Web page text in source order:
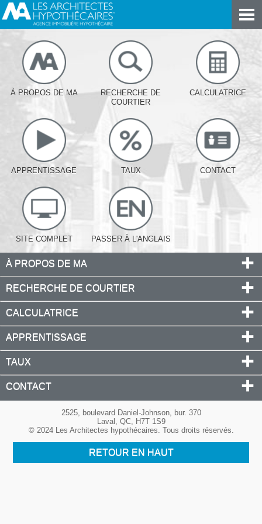
À PROPOS DE MA
RECHERCHE DE
COURTIER
CALCULATRICE
APPRENTISSAGE TAUX CONTACT
SITE COMPLET PASSER À L'ANGLAIS
À PROPOS DE MA
RECHERCHE DE COURTIER
CALCULATRICE
APPRENTISSAGE
TAUX
CONTACT
2525, boulevard Daniel-Johnson, bur. 370
Laval, QC, H7T 1S9
© 2024 Les Architectes hypothécaires. Tous droits réservés.
RETOUR EN HAUT